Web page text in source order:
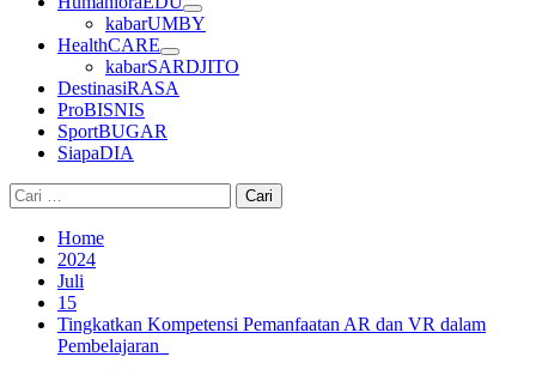
kabarUMBY
HealthCARE
kabarSARDJITO
DestinasiRASA
ProBISNIS
SportBUGAR
SiapaDIA
Cari
untuk:
Home
2024
Juli
15
Tingkatkan Kompetensi Pemanfaatan AR dan VR dalam
Pembelajaran